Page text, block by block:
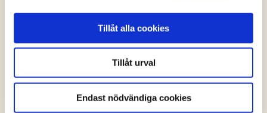
Tillåt alla cookies
Tillåt urval
Endast nödvändiga cookies
Friterade springrolls med kyckling och het
(2 röster)